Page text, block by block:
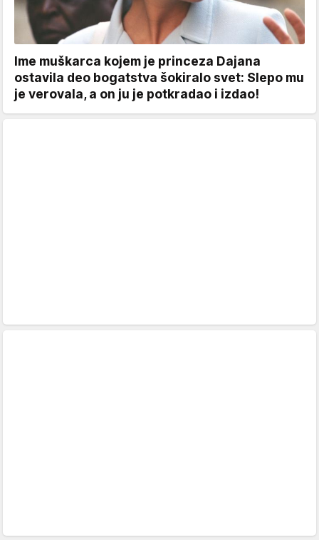
Ime muškarca kojem je princeza Dajana
ostavila deo bogatstva šokiralo svet: Slepo mu
je verovala, a on ju je potkradao i izdao!